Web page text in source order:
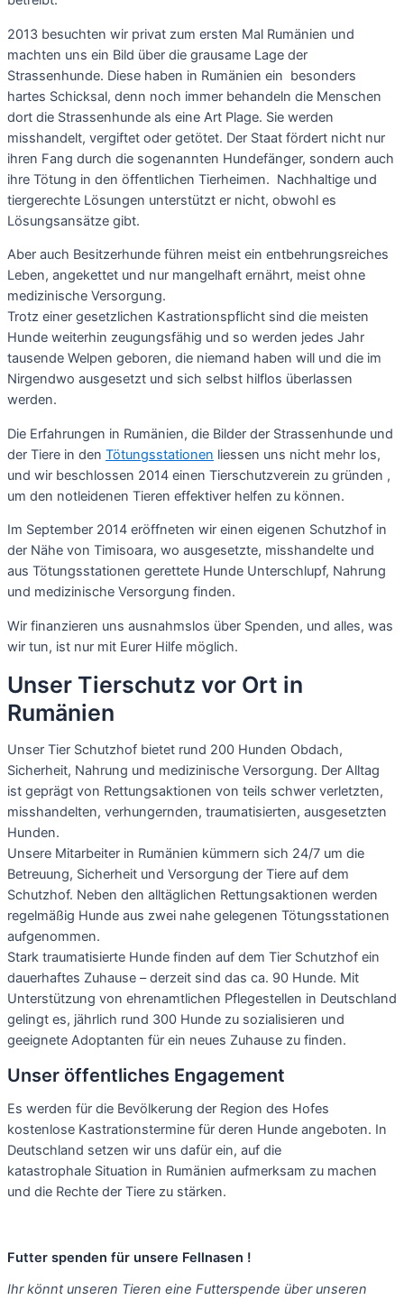
2013 besuchten wir privat zum ersten Mal Rumänien und
machten uns ein Bild über die grausame Lage der
Strassenhunde. Diese haben in Rumänien ein besonders
hartes Schicksal, denn noch immer behandeln die Menschen
dort die Strassenhunde als eine Art Plage. Sie werden
misshandelt, vergiftet oder getötet. Der Staat fördert nicht nur
ihren Fang durch die sogenannten Hundefänger, sondern auch
ihre Tötung in den öffentlichen Tierheimen. Nachhaltige und
tiergerechte Lösungen unterstützt er nicht, obwohl es
Lösungsansätze gibt.
Aber auch Besitzerhunde führen meist ein entbehrungsreiches
Leben, angekettet und nur mangelhaft ernährt, meist ohne
medizinische Versorgung.
Trotz einer gesetzlichen Kastrationspflicht sind die meisten
Hunde weiterhin zeugungsfähig und so werden jedes Jahr
tausende Welpen geboren, die niemand haben will und die im
Nirgendwo ausgesetzt und sich selbst hilflos überlassen
werden.
Die Erfahrungen in Rumänien, die Bilder der Strassenhunde und
der Tiere in den Tötungsstationen liessen uns nicht mehr los,
und wir beschlossen 2014 einen Tierschutzverein zu gründen ,
um den notleidenen Tieren effektiver helfen zu können.
Im September 2014 eröffneten wir einen eigenen Schutzhof in
der Nähe von Timisoara, wo ausgesetzte, misshandelte und
aus Tötungsstationen gerettete Hunde Unterschlupf, Nahrung
und medizinische Versorgung finden.
Wir finanzieren uns ausnahmslos über Spenden, und alles, was
wir tun, ist nur mit Eurer Hilfe möglich.
Unser Tierschutz vor Ort in
Rumänien
Unser Tier Schutzhof bietet rund 200 Hunden Obdach,
Sicherheit, Nahrung und medizinische Versorgung. Der Alltag
ist geprägt von Rettungsaktionen von teils schwer verletzten,
misshandelten, verhungernden, traumatisierten, ausgesetzten
Hunden.
Unsere Mitarbeiter in Rumänien kümmern sich 24/7 um die
Betreuung, Sicherheit und Versorgung der Tiere auf dem
Schutzhof. Neben den alltäglichen Rettungsaktionen werden
regelmäßig Hunde aus zwei nahe gelegenen Tötungsstationen
aufgenommen.
Stark traumatisierte Hunde finden auf dem Tier Schutzhof ein
dauerhaftes Zuhause – derzeit sind das ca. 90 Hunde. Mit
Unterstützung von ehrenamtlichen Pflegestellen in Deutschland
gelingt es, jährlich rund 300 Hunde zu sozialisieren und
geeignete Adoptanten für ein neues Zuhause zu finden.
Unser öffentliches Engagement
Es werden für die Bevölkerung der Region des Hofes
kostenlose Kastrationstermine für deren Hunde angeboten. In
Deutschland setzen wir uns dafür ein, auf die
katastrophale Situation in Rumänien aufmerksam zu machen
und die Rechte der Tiere zu stärken.
Futter spenden für unsere Fellnasen !
Ihr könnt unseren Tieren eine Futterspende über unseren